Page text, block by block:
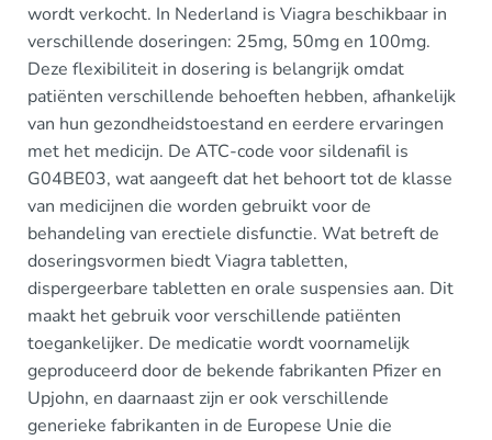
wordt verkocht. In Nederland is Viagra beschikbaar in
verschillende doseringen: 25mg, 50mg en 100mg.
Deze flexibiliteit in dosering is belangrijk omdat
patiënten verschillende behoeften hebben, afhankelijk
van hun gezondheidstoestand en eerdere ervaringen
met het medicijn. De ATC-code voor sildenafil is
G04BE03, wat aangeeft dat het behoort tot de klasse
van medicijnen die worden gebruikt voor de
behandeling van erectiele disfunctie. Wat betreft de
doseringsvormen biedt Viagra tabletten,
dispergeerbare tabletten en orale suspensies aan. Dit
maakt het gebruik voor verschillende patiënten
toegankelijker. De medicatie wordt voornamelijk
geproduceerd door de bekende fabrikanten Pfizer en
Upjohn, en daarnaast zijn er ook verschillende
generieke fabrikanten in de Europese Unie die